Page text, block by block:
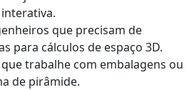
que precisam de
para cálculos de espaço 3D.
trabalhe com embalagens ou
de pirâmide.